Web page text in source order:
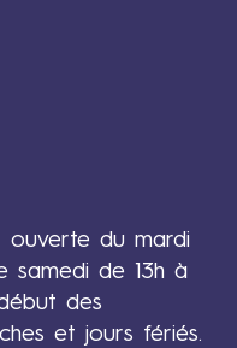
ouverte du mardi
samedi de 13h à
des
et jours fériés.